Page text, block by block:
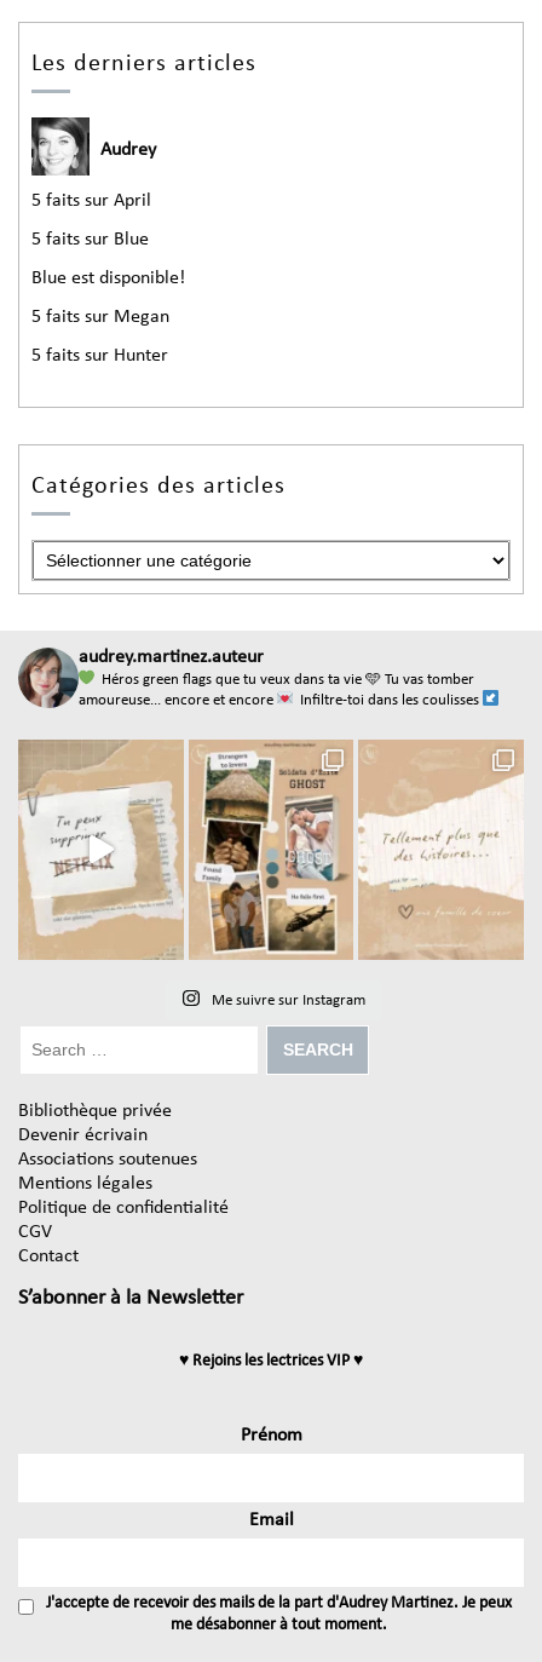
Les derniers articles
Audrey
5 faits sur April
5 faits sur Blue
Blue est disponible!
5 faits sur Megan
5 faits sur Hunter
Catégories des articles
audrey.martinez.auteur
Héros green flags que tu veux dans ta vie 🩵 Tu vas tomber
amoureuse... encore et encore
Infiltre-toi dans les coulisses
Me suivre sur Instagram
Bibliothèque privée
Devenir écrivain
Associations soutenues
Mentions légales
Politique de confidentialité
CGV
Contact
S’abonner à la Newsletter
♥ Rejoins les lectrices VIP ♥
Prénom
Email
J'accepte de recevoir des mails de la part d'Audrey Martinez. Je peux
me désabonner à tout moment.